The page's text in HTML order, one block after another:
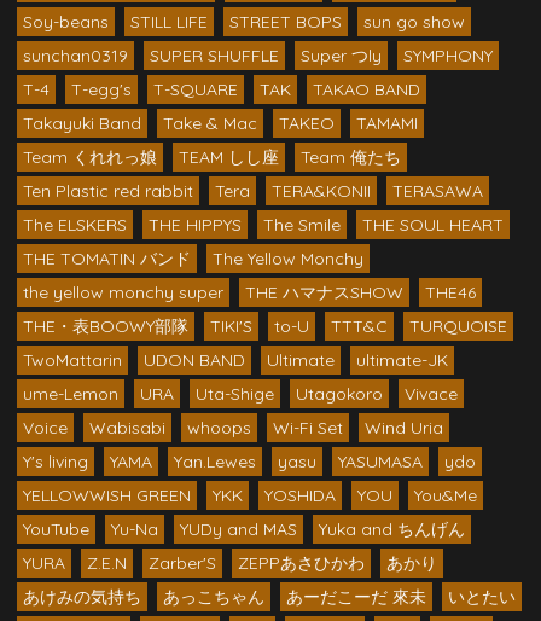
Soy-beans
STILL LIFE STREET BOPS
sun go show
sunchan0319
SUPER SHUFFLE Super つly
SYMPHONY
T-4
T-egg's T-SQUARE TAK
TAKAO BAND
Takayuki Band
Take & Mac TAKEO
TAMAMI
Team くれれっ娘
TEAM しし座
Team 俺たち
Ten Plastic red rabbit
Tera TERA&KONII
TERASAWA
The ELSKERS
THE HIPPYS The Smile
THE SOUL HEART
THE TOMATIN バンド
The Yellow Monchy
the yellow monchy super
THE ハマナスSHOW
THE46
THE・表BOOWY部隊
TIKI'S to-U TTT&C
TURQUOISE
TwoMattarin
UDON BAND Ultimate
ultimate-JK
ume-Lemon
URA Uta-Shige Utagokoro
Vivace
Voice
Wabisabi whoops Wi-Fi Set
Wind Uria
Y's living
YAMA Yan.Lewes yasu YASUMASA
ydo
YELLOWWISH GREEN
YKK YOSHIDA YOU
You&Me
YouTube
Yu-Na YUDy and MAS
Yuka and ちんげん
YURA
Z.E.N Zarber'S ZEPPあさひかわ
あかり
あけみの気持ち
あっこちゃん あーだこーだ 來未
いとたい